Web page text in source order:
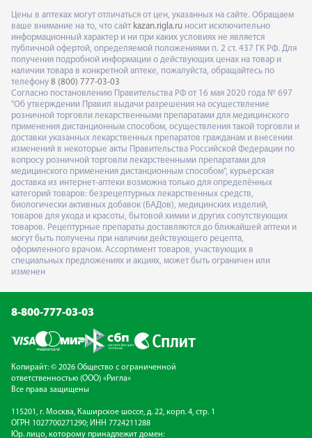
Цены в аптеках могут отличаться от цен, указанных на сайте. Обращаем
ваше внимание на то, что сайт kazan.rigla.ru носит исключительно
информационный характер и ни при каких условиях не является
публичной офертой, определяемой положениями п. 2 ст. 437 ГК РФ. Для
получения подробной информации о действующих ценах на товар и
наличии товара в конкретной аптеке, пожалуйста, обращайтесь по
телефону 8 (800) 777-03-03
Согласно постановлению Правительства РФ от 16 мая 2020 года № 697
"Об утверждении Правил выдачи разрешения на осуществление
розничной торговли лекарственными препаратами для медицинского
применения дистанционным способом, осуществления такой торговли и
доставки указанных лекарственных препаратов гражданам и внесении
изменений в некоторые акты Правительства Российской Федерации по
вопросу розничной торговли лекарственными препаратами для
медицинского применения дистанционным способом", курьерская
доставка из интернет-аптеки возможна только для определённых
категорий товаров: безрецептурных лекарственных средств,
биологически активных добавок (БАДов), медицинских изделий,
товаров для ухода и красоты, бытовой химии и других сопутствующих
товаров. Рецептурные препараты доставляются до ближайшей аптеки и
могут быть получены при наличии действующего рецепта,
оформленного врачом. Ассортимент товаров, участвующих в
специальных предложениях и акциях, может быть ограничен или
изменен
8-800-777-03-03
Копирайт: © 2026 Общество с ограниченной
ответственностью (ООО) «Ригла»
Все права защищены
115201, г. Москва, Каширское шоссе, д. 22, корп. 4, стр. 1
ОГРН 1027700271290; ИНН 7724211288
Юр. лицо, которому принадлежит домен: